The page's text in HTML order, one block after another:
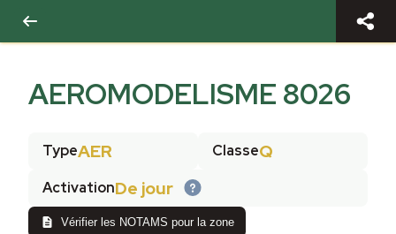
AEROMODELISME 8026
TypeAER ClasseQ
ActivationDe jour
Vérifier les NOTAMS pour la zone